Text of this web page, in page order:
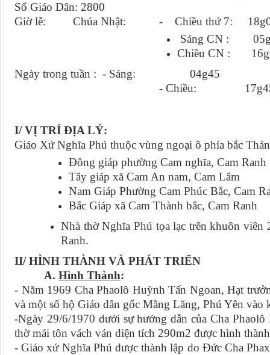
Số Giáo Dân: 2800
Giờ lễ: Chúa Nhật: - Chiều thứ 7:
Sáng CN :
Chiều CN :
Ngày trong tuần : - Sáng: 04g45
- Chiều:
I/ VỊ TRÍ ĐỊA LÝ:
Giáo Xứ Nghĩa Phú thuộc vùng ngoại ô phía bắc
Đông giáp phường Cam nghĩa,
Tây giáp xã Cam An nam, Cam
Nam Giáp Phường Cam Phúc Bắc,
Bắc Giáp xã Cam Thành bắc, Cam
Nhà thờ Nghĩa Phú tọa lạc trên khuôn
Ranh.
II/ HÌNH THÀNH VÀ PHÁT TRIỂN
A. Hình Thành:
- Năm 1969 Cha Phaolô Huỳnh Tấn Ngoan, Hạt
và một số hộ Giáo dân gốc Mằng Lăng, Phú Yên
-Ngày 29/6/1970 dưới sự hướng dẫn của Cha
thờ mái tôn vách ván diện tích 290m2 được hình
- Giáo xứ Nghĩa Phú được thành lập do Đức Cha